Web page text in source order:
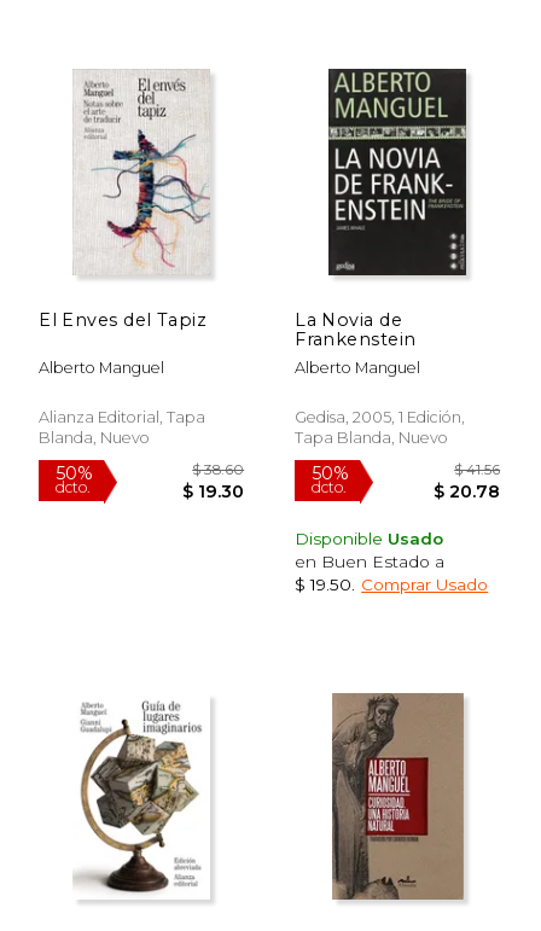
50%
El Enves del Tapiz
Alberto Manguel
Alianza Editorial, Tapa
Blanda, Nuevo
La Novia de
Frankenstein
Alberto Manguel
Gedisa, 2005, 1 Edición,
Tapa Blanda, Nuevo
Disponible Usado
en Buen Estado a
$ 19.50
Comprar Usado